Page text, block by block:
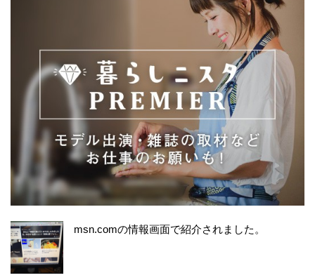
msn.comの情報画面で紹介されました。